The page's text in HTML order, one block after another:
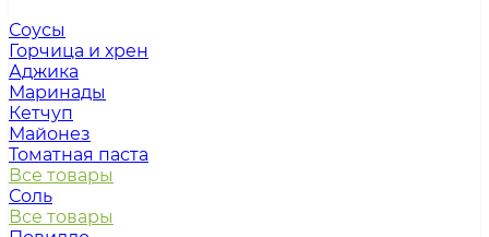
Соусы
Горчица и хрен
Аджика
Маринады
Кетчуп
Майонез
Томатная паста
Все товары
Соль
Все товары